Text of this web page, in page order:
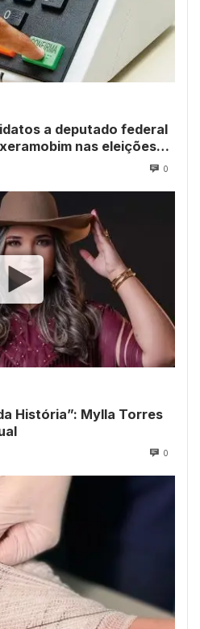
a deputado federal
nas eleições
0
História”: Mylla Torres
0